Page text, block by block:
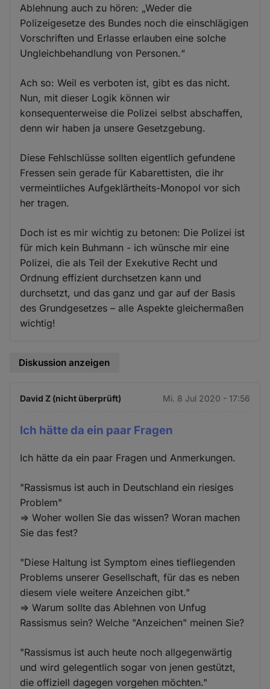
Ablehnung auch zu hören: „Weder die
Polizeigesetze des Bundes noch die einschlägigen
Vorschriften und Erlasse erlauben eine solche
Ungleichbehandlung von Personen.“
Ach so: Weil es verboten ist, gibt es das nicht.
Nun, mit dieser Logik können wir
konsequenterweise die Polizei selbst abschaffen,
denn wir haben ja unsere Gesetzgebung.
Diese Fehlschlüsse sollten eigentlich gefundene
Fressen sein gerade für Kabarettisten, die ihr
vermeintliches Aufgeklärtheits-Monopol vor sich
her tragen.
Doch ist es mir wichtig zu betonen: Die Polizei ist
für mich kein Buhmann - ich wünsche mir eine
Polizei, die als Teil der Exekutive Recht und
Ordnung effizient durchsetzen kann und
durchsetzt, und das ganz und gar auf der Basis
des Grundgesetzes – alle Aspekte gleichermaßen
wichtig!
Diskussion anzeigen
David Z (nicht überprüft) Mi. 8 Jul 2020 - 17:56
Ich hätte da ein paar Fragen
Ich hätte da ein paar Fragen und Anmerkungen.
"Rassismus ist auch in Deutschland ein riesiges
Problem"
=> Woher wollen Sie das wissen? Woran machen
Sie das fest?
"Diese Haltung ist Symptom eines tiefliegenden
Problems unserer Gesellschaft, für das es neben
diesem viele weitere Anzeichen gibt."
=> Warum sollte das Ablehnen von Unfug
Rassismus sein? Welche "Anzeichen" meinen Sie?
"Rassismus ist auch heute noch allgegenwärtig
und wird gelegentlich sogar von jenen gestützt,
die offiziell dagegen vorgehen möchten."